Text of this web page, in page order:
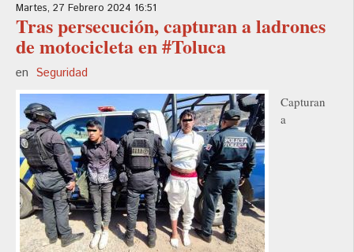
Martes, 27 Febrero 2024 16:51
Tras persecución, capturan a ladrones
de motocicleta en #Toluca
en Seguridad
Capturan
a